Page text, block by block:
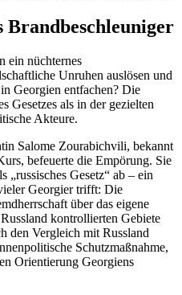
Brandbeschleuniger
ein nüchternes
Unruhen auslösen und
Georgien entfachen? Die
Gesetzes als in der gezielten
Akteure.
Salome Zourabichvili, bekannt
befeuerte die Empörung. Sie
„russisches Gesetz“ ab – ein
Georgier trifft: Die
über das eigene
kontrollierten Gebiete
den Vergleich mit Russland
Schutzmaßnahme,
Orientierung Georgiens